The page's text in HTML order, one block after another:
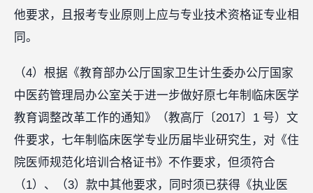
他要求，且报考专业原则上应与专业技术资格证专业相
同。
（4）根据《教育部办公厅国家卫生计生委办公厅国家
中医药管理局办公室关于进一步做好原七年制临床医学
教育调整改革工作的通知》（教高厅〔2017〕1 号）文
件要求，七年制临床医学专业历届毕业研究生，对《住
院医师规范化培训合格证书》不作要求，但须符合
（1）、（3）款中其他要求，同时须已获得《执业医